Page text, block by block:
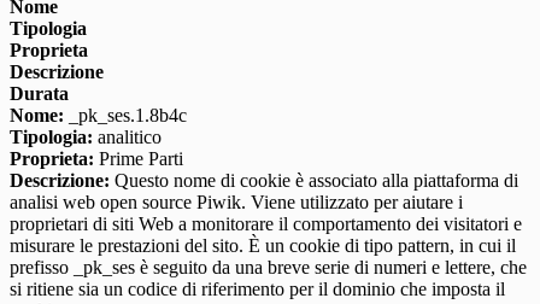
Nome
Tipologia
Proprieta
Descrizione
Durata
Nome: _pk_ses.1.8b4c
Tipologia: analitico
Proprieta: Prime Parti
Descrizione: Questo nome di cookie è associato alla piattaforma di
analisi web open source Piwik. Viene utilizzato per aiutare i
proprietari di siti Web a monitorare il comportamento dei visitatori e
misurare le prestazioni del sito. È un cookie di tipo pattern, in cui il
prefisso _pk_ses è seguito da una breve serie di numeri e lettere, che
si ritiene sia un codice di riferimento per il dominio che imposta il